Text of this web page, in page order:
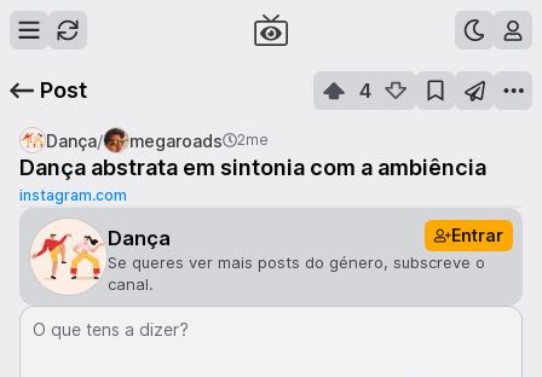
Post 4
Dança/ megaroads 2me
Dança abstrata em sintonia com a ambiência
instagram.com
Dança Entrar
Se queres ver mais posts do género, subscreve o
canal.
O que tens a dizer?